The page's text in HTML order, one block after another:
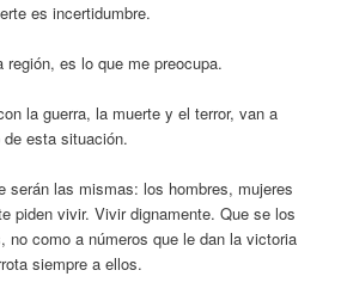
es incertidumbre.
es lo que me preocupa.
la guerra, la muerte y el terror, van a
esta situación.
serán las mismas: los hombres, mujeres
piden vivir. Vivir dignamente. Que se los
no como a números que le dan la victoria
siempre a ellos.